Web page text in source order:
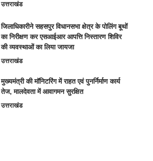
उत्तराखंड
जिलाधिकारीने सहसपुर विधानसभा क्षेत्र के पोलिंग बूथों
का निरीक्षण कर एसआईआर आपत्ति निस्तारण शिविर
की व्यवस्थाओं का लिया जायजा
उत्तराखंड
मुख्यमंत्री की मॉनिटरिंग में राहत एवं पुनर्निर्माण कार्य
तेज, मालदेवता में आवागमन सुरक्षित
उत्तराखंड